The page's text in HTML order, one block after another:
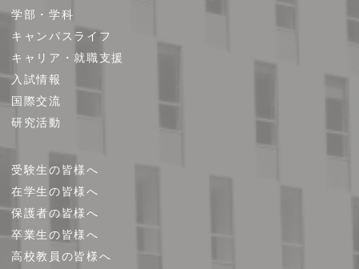
ト
プ
学部・学科
キャンパスライフ
キャリア・就職支援
入試情報
国際交流
研究活動
受験生の皆様へ
在学生の皆様へ
保護者の皆様へ
卒業生の皆様へ
高校教員の皆様へ